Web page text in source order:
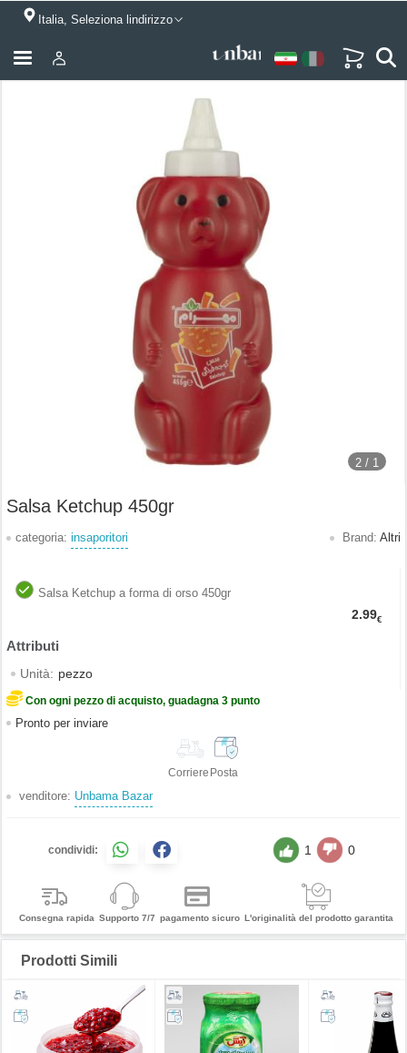
Italia, Seleziona lindirizzo
2 / 1
Salsa Ketchup 450gr
categoria: insaporitori Brand: Altri
Salsa Ketchup a forma di orso 450gr
2.99€
Unità: pezzo
Con ogni pezzo di acquisto, guadagna 3 punto
Pronto per inviare
Corriere Posta
venditore: Unbama Bazar
condividi: 1 0
Consegna rapida Supporto 7/7 pagamento sicuro L'originalità del prodotto garantita
Prodotti Simili